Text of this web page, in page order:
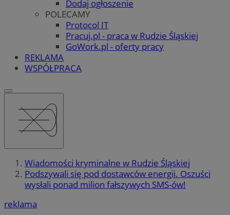
Dodaj ogłoszenie
POLECAMY
Protocol IT
Pracuj.pl - praca w Rudzie Śląskiej
GoWork.pl - oferty pracy
REKLAMA
WSPÓŁPRACA
Wiadomości kryminalne w Rudzie Śląskiej
Podszywali się pod dostawców energii. Oszuści
wysłali ponad milion fałszywych SMS-ów!
reklama